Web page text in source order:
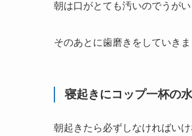
朝は口がとても汚いのでうがい
そのあとに歯磨きをしていきま
寝起きにコップ一杯の水
朝起きたら必ずしなければいけ